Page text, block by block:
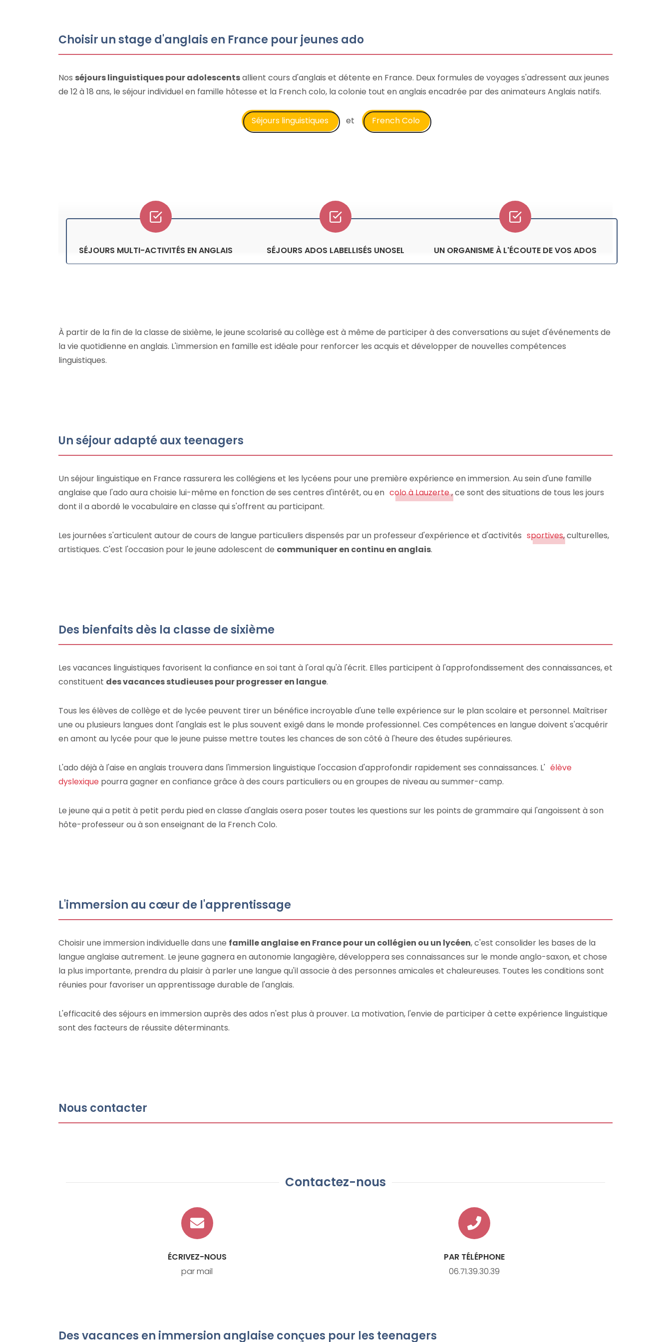
Choisir un stage d'anglais en France pour jeunes ado
Nos séjours linguistiques pour adolescentsallient cours d'anglais et détente en France. Deux formules de voyages s'adressent aux jeunes
de 12 à 18 ans, le séjour individuel en famille hôtesse et la French colo, la colonie tout en anglais encadrée par des animateurs Anglais natifs.
Séjours linguistiques et French Colo
SÉJOURS MULTI-ACTIVITÉS EN ANGLAIS SÉJOURS ADOS LABELLISÉS UNOSEL UN ORGANISME À L'ÉCOUTE DE VOS ADOS
À partir de la fin de la classe de sixième, le jeune scolarisé au collège est à même de participer à des conversations au sujet d'événements de
la vie quotidienne en anglais. L'immersion en famille est idéale pour renforcer les acquis et développer de nouvelles compétences
linguistiques.
Un séjour adapté aux teenagers
Un séjour linguistique en France rassurera les collégiens et les lycéens pour une première expérience en immersion. Au sein d'une famille
anglaise que l'ado aura choisie lui-même en fonction de ses centres d'intérêt, ou en colo à Lauzerte, ce sont des situations de tous les jours
dont il a abordé le vocabulaire en classe qui s'offrent au participant.
Les journées s'articulent autour de cours de langue particuliers dispensés par un professeur d'expérience et d'activités sportives, culturelles,
artistiques. C'est l'occasion pour le jeune adolescent de communiquer en continu en anglais.
Des bienfaits dès la classe de sixième
Les vacances linguistiques favorisent la confiance en soi tant à l'oral qu'à l'écrit. Elles participent à l'approfondissement des connaissances, et
constituent des vacances studieuses pour progresser en langue.
Tous les élèves de collège et de lycée peuvent tirer un bénéfice incroyable d'une telle expérience sur le plan scolaire et personnel. Maîtriser
une ou plusieurs langues dont l'anglais est le plus souvent exigé dans le monde professionnel. Ces compétences en langue doivent s'acquérir
en amont au lycée pour que le jeune puisse mettre toutes les chances de son côté à l'heure des études supérieures.
L'ado déjà à l'aise en anglais trouvera dans l'immersion linguistique l'occasion d'approfondir rapidement ses connaissances. L' élève
dyslexique pourra gagner en confiance grâce à des cours particuliers ou en groupes de niveau au summer-camp.
Le jeune qui a petit à petit perdu pied en classe d'anglais osera poser toutes les questions sur les points de grammaire qui l'angoissent à son
hôte-professeur ou à son enseignant de la French Colo.
L'immersion au cœur de l'apprentissage
Choisir une immersion individuelle dans une famille anglaise en France pour un collégien ou un lycéen, c'est consolider les bases de la
langue anglaise autrement. Le jeune gagnera en autonomie langagière, développera ses connaissances sur le monde anglo-saxon, et chose
la plus importante, prendra du plaisir à parler une langue qu'il associe à des personnes amicales et chaleureuses. Toutes les conditions sont
réunies pour favoriser un apprentissage durable de l'anglais.
L'efficacité des séjours en immersion auprès des ados n'est plus à prouver. La motivation, l'envie de participer à cette expérience linguistique
sont des facteurs de réussite déterminants.
Nous contacter
Contactez-nous
ÉCRIVEZ-NOUS
par mail
PAR TÉLÉPHONE
06.71.39.30.39
Des vacances en immersion anglaise conçues pour les teenagers